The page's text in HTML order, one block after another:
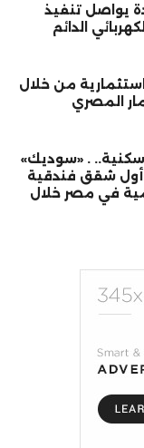
يواصل تنفيذ
الكهربائي الدائم
من خلال
المصري
و150 وحدة سكنية.. . «سوديك»
أول شقق فندقية
في مصر خلال